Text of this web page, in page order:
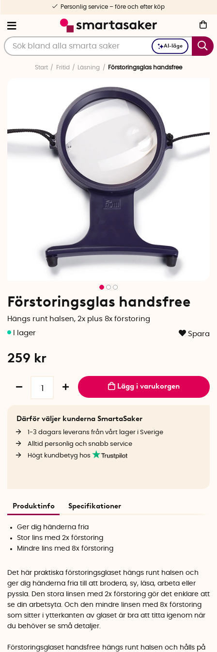
AI-läge
Personlig service – före och efter köp
Start Fritid Läsning Förstoringsglas handsfree
Förstoringsglas handsfree
Hängs runt halsen, 2x plus 8x förstoring
Spara
259 kr
Lägg i varukorgen
Därför väljer kunderna SmartaSaker
1-3 dagars leverans från vårt lager i Sverige
Alltid personlig och snabb service
Högt kundbetyg hos
Produktinfo Specifikationer
Ger dig händerna fria
Stor lins med 2x förstoring
Mindre lins med 8x förstoring
Det här praktiska förstoringsglaset hängs runt halsen och
ger dig händerna fria till att brodera, sy, läsa, arbeta eller
pyssla. Den stora linsen med 2x förstoring gör det enklare att
se din arbetsyta. Och den mindre linsen med 8x förstoring
som sitter i ytterkanten av glaset är bra att titta igenom när
du behöver se små detaljer.
Förstoringsglaset handsfree hängs runt halsen och hålls på